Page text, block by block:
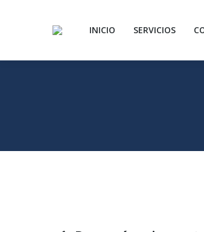
INICIO SERVICIOS